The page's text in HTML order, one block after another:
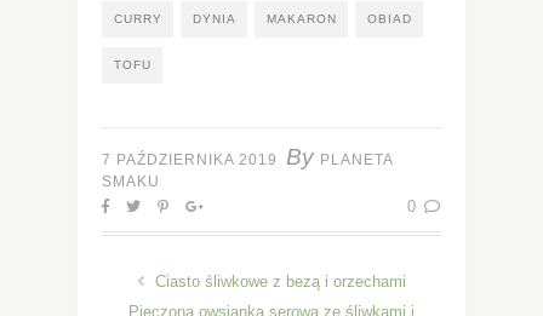
CURRY DYNIA MAKARON OBIAD
TOFU
7 PAŹDZIERNIKA 2019 By PLANETA
SMAKU
0
Ciasto śliwkowe z bezą i orzechami
Pieczona owsianka serowa ze śliwkami i